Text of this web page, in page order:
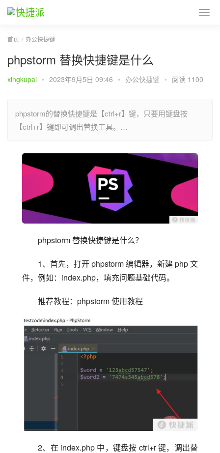
首页 办公快捷键
phpstorm 替换快捷键是什么
xingkupai • 2023年9月5日 09:46 • 办公快捷键 • 阅读 1100
phpstorm的替换快捷键是【ctrl+r】键，只要用键盘按
【ctrl+r】键即可调出替换工具。…
phpstorm 替换快捷键是什么？
1、首先，打开 phpstorm 编辑器，新建 php 文
件，例如：index.php，填充问题基础代码。
推荐教程：phpstorm 使用教程
2、在 index.php 中，键盘按 ctrl+r 键，调出替